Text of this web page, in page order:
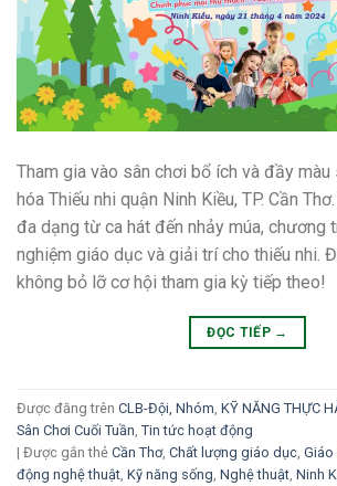
Tham gia vào sân chơi bổ ích và đầy màu
hóa Thiếu nhi quận Ninh Kiều, TP. Cần
đa dạng từ ca hát đến nhảy múa, chương
nghiệm giáo dục và giải trí cho thiếu nhi.
không bỏ lỡ cơ hội tham gia kỳ tiếp theo!
ĐỌC TIẾP →
Được đăng trên CLB-Đội, Nhóm KỸ NĂNG THỰC
Sân Chơi Cuối Tuần Tin tức hoạt động
| Được gắn thẻ Cần Thơ, Chất lượng giáo dục Giáo
động nghệ thuật Kỹ năng sống Nghệ thuật Ninh